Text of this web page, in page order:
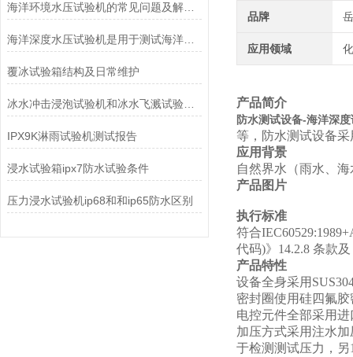
海洋环境水压试验机的常见问题及解决方法
海洋深度水压试验机是用于测试海洋深度水压的设备
覆冰试验箱结构及日常维护
冰水冲击浸泡试验机和冰水飞溅试验的区别
IPX9K淋雨试验机测试报告
浸水试验箱ipx7防水试验条件
压力浸水试验机ip68和和ip65防水区别
品牌
应用领域
产品简介
防水测试设备-海洋深
等，防水测试设备
应用背景
自然界水（雨水、
产品图片
执行标准
符合
代码)》14.2.8 条款
产品特性
设备全身采用
密封圈使用硅四氟
电控元件全部采用
加压方式采用注水
于检测测试压力，